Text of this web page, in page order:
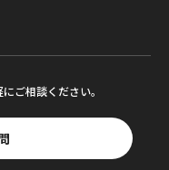
ご相談ください。